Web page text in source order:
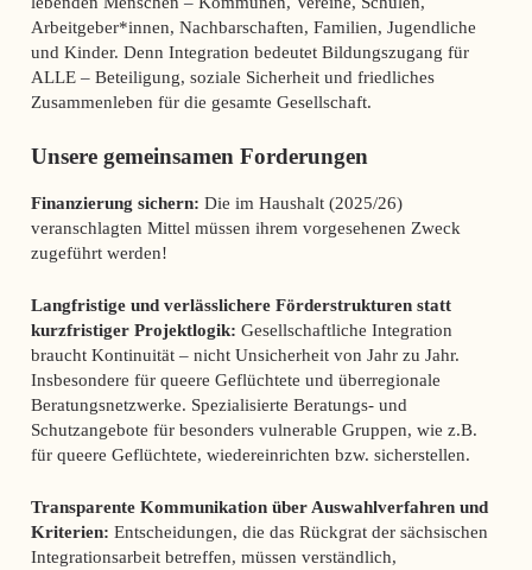
Arbeitgeber*innen, Nachbarschaften, Familien, Jugendliche
und Kinder. Denn Integration bedeutet Bildungszugang für
ALLE – Beteiligung, soziale Sicherheit und friedliches
Zusammenleben für die gesamte Gesellschaft.
Unsere gemeinsamen Forderungen
Finanzierung sichern: Die im Haushalt (2025/26)
veranschlagten Mittel müssen ihrem vorgesehenen Zweck
zugeführt werden!
Langfristige und verlässlichere Förderstrukturen statt
kurzfristiger Projektlogik: Gesellschaftliche Integration
braucht Kontinuität – nicht Unsicherheit von Jahr zu Jahr.
Insbesondere für queere Geflüchtete und überregionale
Beratungsnetzwerke. Spezialisierte Beratungs- und
Schutzangebote für besonders vulnerable Gruppen, wie z.B.
für queere Geflüchtete, wiedereinrichten bzw. sicherstellen.
Transparente Kommunikation über Auswahlverfahren und
Kriterien: Entscheidungen, die das Rückgrat der sächsischen
Integrationsarbeit betreffen, müssen verständlich,